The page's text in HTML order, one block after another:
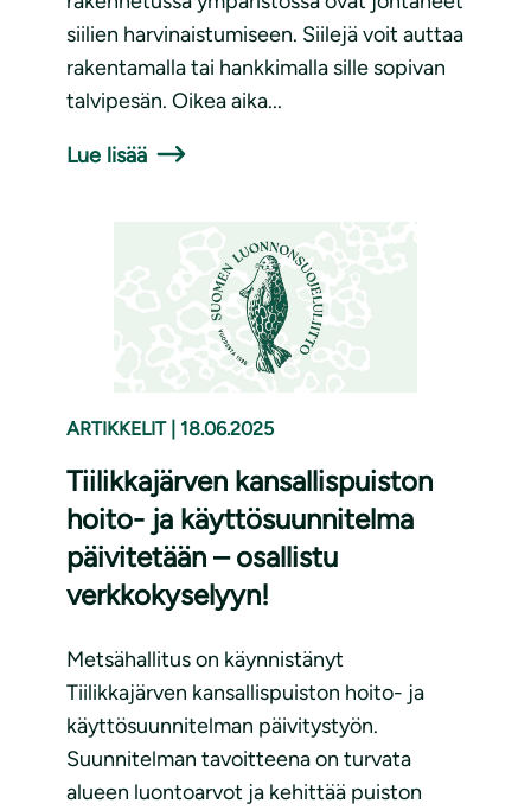
siilien harvinaistumiseen. Siilejä voit auttaa
rakentamalla tai hankkimalla sille sopivan
talvipesän. Oikea aika...
Lue lisää
ARTIKKELIT 18.06.2025
Tiilikkajärven kansallispuiston
hoito- ja käyttösuunnitelma
päivitetään – osallistu
verkkokyselyyn!
Metsähallitus on käynnistänyt
Tiilikkajärven kansallispuiston hoito- ja
käyttösuunnitelman päivitystyön.
Suunnitelman tavoitteena on turvata
alueen luontoarvot ja kehittää puiston